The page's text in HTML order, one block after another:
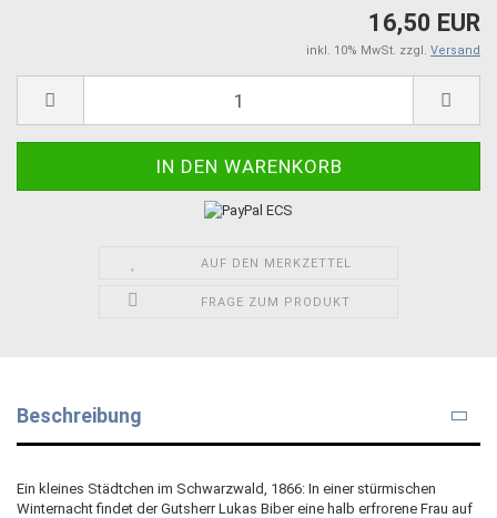
16,50 EUR
inkl. 10% MwSt. zzgl. Versand
AUF DEN MERKZETTEL
FRAGE ZUM PRODUKT
Beschreibung
Ein kleines Städtchen im Schwarzwald, 1866: In einer stürmischen
Winternacht findet der Gutsherr Lukas Biber eine halb erfrorene Frau auf